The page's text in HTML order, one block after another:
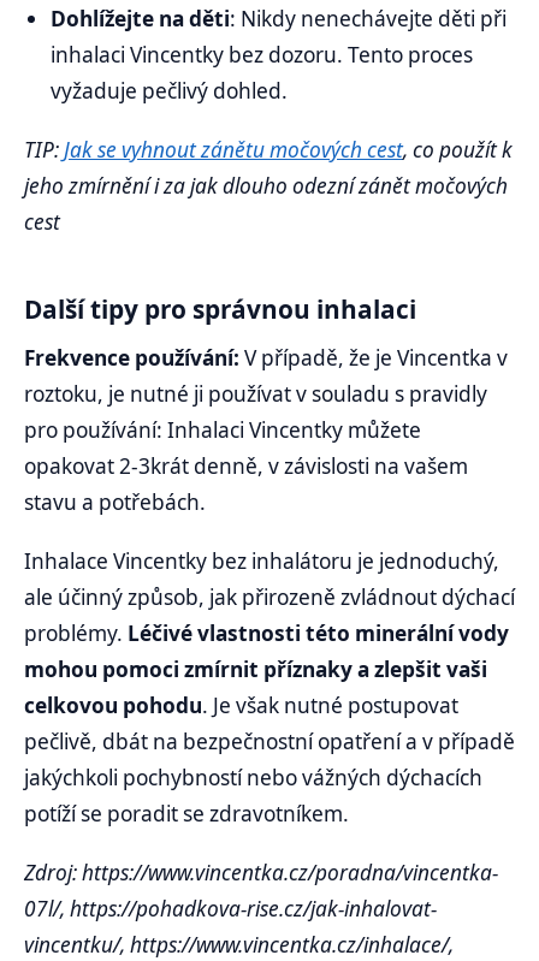
Dohlížejte na děti: Nikdy nenechávejte děti při
inhalaci Vincentky bez dozoru. Tento proces
vyžaduje pečlivý dohled.
TIP:Jak se vyhnout zánětu močových cest, co použít k
jeho zmírnění i za jak dlouho odezní zánět močových
cest
Další tipy pro správnou inhalaci
Frekvence používání: V případě, že je Vincentka v
roztoku, je nutné ji používat v souladu s pravidly
pro používání: Inhalaci Vincentky můžete
opakovat 2-3krát denně, v závislosti na vašem
stavu a potřebách.
Inhalace Vincentky bez inhalátoru je jednoduchý,
ale účinný způsob, jak přirozeně zvládnout dýchací
problémy. Léčivé vlastnosti této minerální vody
mohou pomoci zmírnit příznaky a zlepšit vaši
celkovou pohodu. Je však nutné postupovat
pečlivě, dbát na bezpečnostní opatření a v případě
jakýchkoli pochybností nebo vážných dýchacích
potíží se poradit se zdravotníkem.
Zdroj: https://www.vincentka.cz/poradna/vincentka-
07l/, https://pohadkova-rise.cz/jak-inhalovat-
vincentku/, https://www.vincentka.cz/inhalace/,